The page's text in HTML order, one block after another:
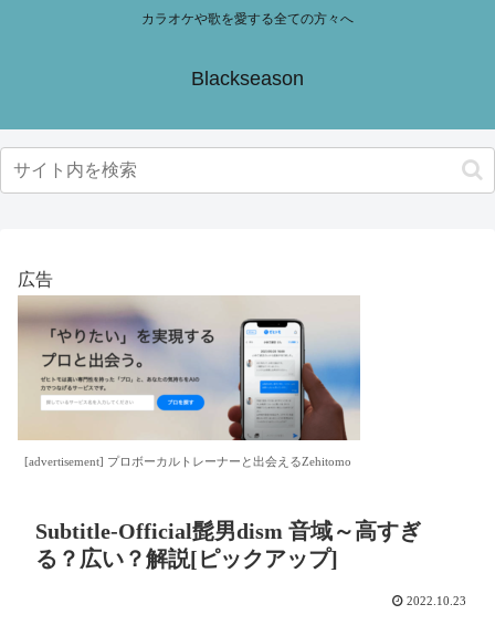
カラオケや歌を愛する全ての方々へ
Blackseason
広告
[advertisement] プロボーカルトレーナーと出会えるZehitomo
Subtitle-Official髭男dism 音域～高すぎ
る？広い？解説[ピックアップ]
2022.10.23